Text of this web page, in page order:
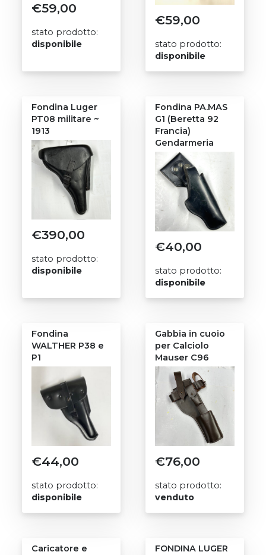
€59,00
stato prodotto:
disponibile
€59,00
stato prodotto:
disponibile
Fondina Luger
PT08 militare ~
1913
€390,00
stato prodotto:
disponibile
Fondina PA.MAS
G1 (Beretta 92
Francia)
Gendarmeria
€40,00
stato prodotto:
disponibile
Fondina
WALTHER P38 e
P1
€44,00
stato prodotto:
disponibile
Gabbia in cuoio
per Calciolo
Mauser C96
€76,00
stato prodotto:
venduto
Caricatore e
FONDINA LUGER